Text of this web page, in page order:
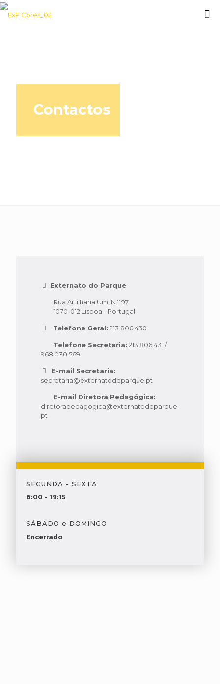
Contactos
Externato do Parque
Rua Artilharia Um, N.º 97
1070-012 Lisboa - Portugal
Telefone Geral: 213 806 430
Telefone Secretaria: 213 806 431 /
968 030 569
E-mail Secretaria:
secretaria@externatodoparque.pt
E-mail Diretora Pedagógica:
diretorapedagogica@externatodoparque.
pt
SEGUNDA - SEXTA
8:00 - 19:15
SÁBADO e DOMINGO
Encerrado